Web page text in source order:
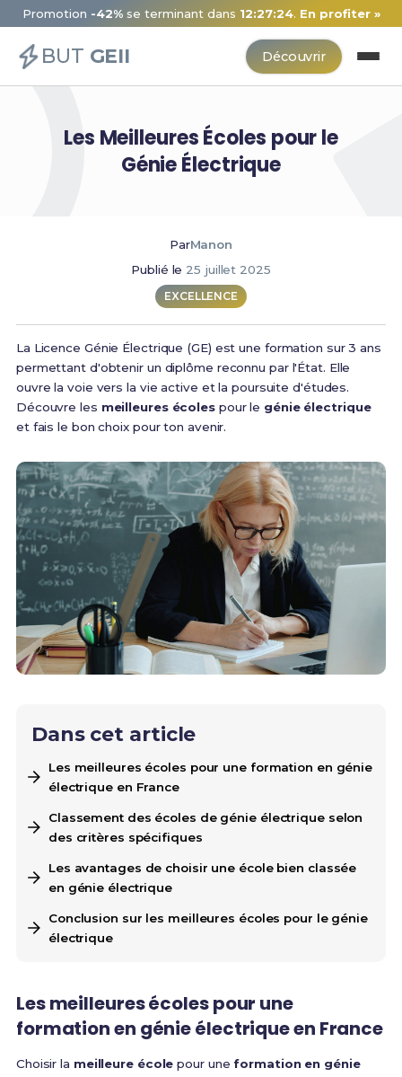
Promotion -42%se terminant dans 12:27:24. En profiter »
BUT GEII Découvrir
Les Meilleures Écoles pour le
Génie Électrique
ParManon
Publié le 25 juillet 2025
EXCELLENCE
La Licence Génie Électrique (GE) est une formation sur 3 ans
permettant d'obtenir un diplôme reconnu par l'État. Elle
ouvre la voie vers la vie active et la poursuite d'études.
Découvre les meilleures écolespour le génie électrique
et fais le bon choix pour ton avenir.
Dans cet article
Les meilleures écoles pour une formation en génie
électrique en France
Classement des écoles de génie électrique selon
des critères spécifiques
Les avantages de choisir une école bien classée
en génie électrique
Conclusion sur les meilleures écoles pour le génie
électrique
Les meilleures écoles pour une
formation en génie électrique en France
Choisir la meilleure école pour uneformation en génie